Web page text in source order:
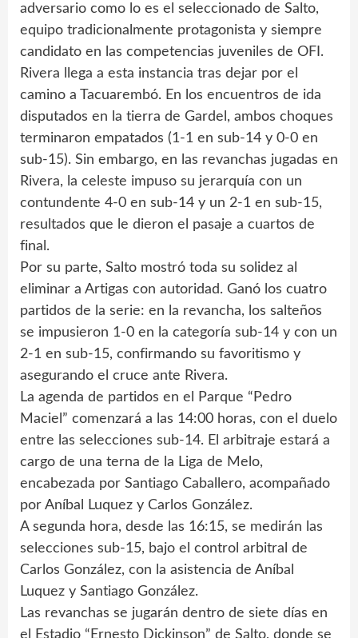
adversario como lo es el seleccionado de Salto,
equipo tradicionalmente protagonista y siempre
candidato en las competencias juveniles de OFI.
Rivera llega a esta instancia tras dejar por el
camino a Tacuarembó. En los encuentros de ida
disputados en la tierra de Gardel, ambos choques
terminaron empatados (1-1 en sub-14 y 0-0 en
sub-15). Sin embargo, en las revanchas jugadas en
Rivera, la celeste impuso su jerarquía con un
contundente 4-0 en sub-14 y un 2-1 en sub-15,
resultados que le dieron el pasaje a cuartos de
final.
Por su parte, Salto mostró toda su solidez al
eliminar a Artigas con autoridad. Ganó los cuatro
partidos de la serie: en la revancha, los salteños
se impusieron 1-0 en la categoría sub-14 y con un
2-1 en sub-15, confirmando su favoritismo y
asegurando el cruce ante Rivera.
La agenda de partidos en el Parque “Pedro
Maciel” comenzará a las 14:00 horas, con el duelo
entre las selecciones sub-14. El arbitraje estará a
cargo de una terna de la Liga de Melo,
encabezada por Santiago Caballero, acompañado
por Aníbal Luquez y Carlos González.
A segunda hora, desde las 16:15, se medirán las
selecciones sub-15, bajo el control arbitral de
Carlos González, con la asistencia de Aníbal
Luquez y Santiago González.
Las revanchas se jugarán dentro de siete días en
el Estadio “Ernesto Dickinson” de Salto, donde se